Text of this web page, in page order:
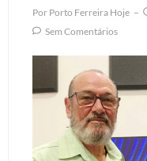
Por Porto Ferreira Hoje
Sem Comentários